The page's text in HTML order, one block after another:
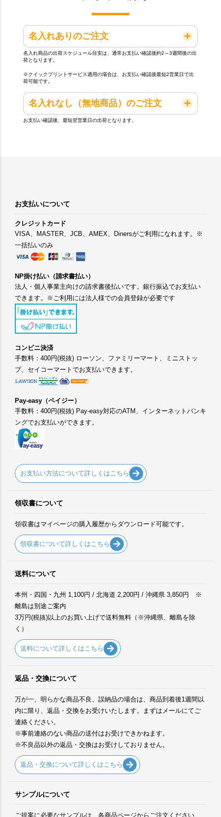
名入れありのご注文
名入れ商品の出荷スケジュール目安は、通常お支払い確認後約2～3週間後の出
荷となります。
※クイックプリントサービス適用の場合は、お支払い確認後最短2営業日で出
荷可能です。
名入れなし（無地商品）のご注文
お支払い確認後、最短翌営業日の出荷となります。
お支払いについて
クレジットカード
VISA、MASTER、JCB、AMEX、Dinersがご利用になれます。※
一括払いのみ
NP掛け払い（請求書払い）
法人・個人事業主向けの請求書後払いです。銀行振込でお支払い
できます。※ご利用には法人様での会員登録が必要です
コンビニ決済
手数料：400円(税抜) ローソン、ファミリーマート、ミニストッ
プ、セイコーマートでお支払いできます。
Pay-easy（ペイジー）
手数料：400円(税抜) Pay-easy対応のATM、インターネットバンキ
ングでお支払いができます。
お支払い方法について詳しくはこちら
領収書について
領収書はマイページの購入履歴からダウンロード可能です。
領収書について詳しくはこちら
送料について
本州・四国・九州 1,100円 / 北海道 2,200円 / 沖縄県 3,850円 ※
離島は別途ご案内
3万円(税抜)以上のお買い上げで送料無料（※沖縄県、離島を除
く）
送料について詳しくはこちら
返品・交換について
万が一、明らかな商品不良、誤納品の場合は、商品到着後1週間以
内に限り、返品・交換をお受けいたします。まずはメールにてご
連絡ください。
※事前連絡のない商品の送付はお受けできかねます。
※不良品以外の返品・交換はお受けしておりません。
返品・交換について詳しくはこちら
サンプルについて
ご提案に必要なサンプルは、各商品ページからご注文ください